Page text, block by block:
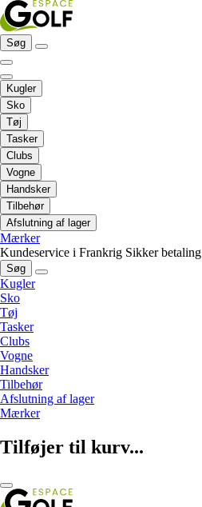
Søg
Kugler
Sko
Tøj
Tasker
Clubs
Vogne
Handsker
Tilbehør
Afslutning af lager
Mærker
Kundeservice i Frankrig Sikker betaling
Søg
Kugler
Sko
Tøj
Tasker
Clubs
Vogne
Handsker
Tilbehør
Afslutning af lager
Mærker
Tilføjer til kurv...